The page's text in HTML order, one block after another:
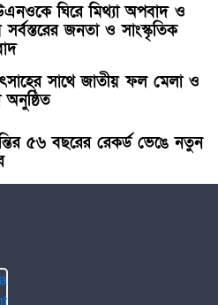
ঘিরে মিথ্যা অপবাদ ও
সর্বস্তরের জনতা ও সাংস্কৃতিক
সাথে জাতীয় ফল মেলা ও
৫৬ বছরের রেকর্ড ভেঙে নতুন